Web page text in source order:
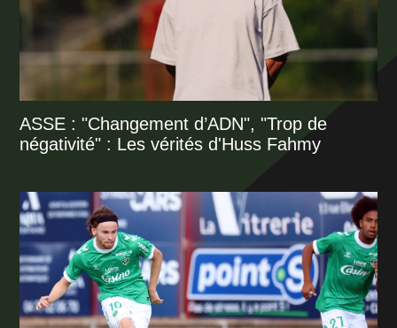
ASSE : "Changement d’ADN", "Trop de
négativité" : Les vérités d'Huss Fahmy